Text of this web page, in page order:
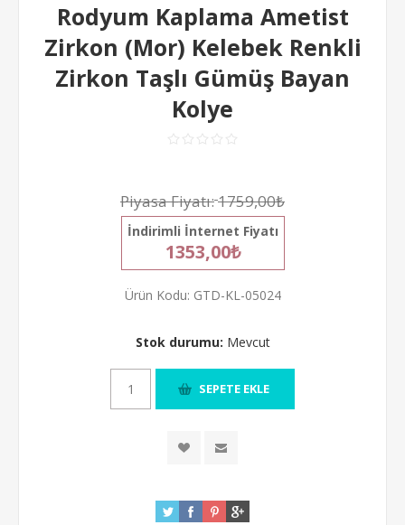
Rodyum Kaplama Ametist
Zirkon (Mor) Kelebek Renkli
Zirkon Taşlı Gümüş Bayan
Kolye
Piyasa Fiyatı:1759,00₺
İndirimli İnternet Fiyatı
1353,00₺
Ürün Kodu: GTD-KL-05024
Stok durumu: Mevcut